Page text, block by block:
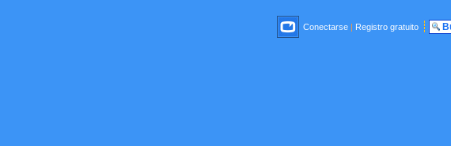
Conectarse | Registro gratuito